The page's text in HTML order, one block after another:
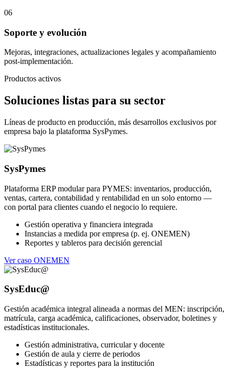
06
Soporte y evolución
Mejoras, integraciones, actualizaciones legales y acompañamiento
post-implementación.
Productos activos
Soluciones listas para su sector
Líneas de producto en producción, más desarrollos exclusivos por
empresa bajo la plataforma SysPymes.
SysPymes
Plataforma ERP modular para PYMES: inventarios, producción,
ventas, cartera, contabilidad y rentabilidad en un solo entorno —
con portal para clientes cuando el negocio lo requiere.
Gestión operativa y financiera integrada
Instancias a medida por empresa (p. ej. ONEMEN)
Reportes y tableros para decisión gerencial
Ver caso ONEMEN
SysEduc@
Gestión académica integral alineada a normas del MEN: inscripción,
matrícula, carga académica, calificaciones, observador, boletines y
estadísticas institucionales.
Gestión administrativa, curricular y docente
Gestión de aula y cierre de periodos
Estadísticas y reportes para la institución